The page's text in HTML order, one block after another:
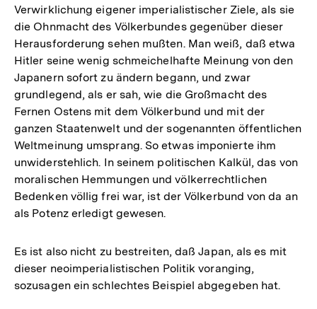
Verwirklichung eigener imperialistischer Ziele, als sie
die Ohnmacht des Völkerbundes gegenüber dieser
Herausforderung sehen mußten. Man weiß, daß etwa
Hitler seine wenig schmeichelhafte Meinung von den
Japanern sofort zu ändern begann, und zwar
grundlegend, als er sah, wie die Großmacht des
Fernen Ostens mit dem Völkerbund und mit der
ganzen Staatenwelt und der sogenannten öffentlichen
Weltmeinung umsprang. So etwas imponierte ihm
unwiderstehlich. In seinem politischen Kalkül, das von
moralischen Hemmungen und völkerrechtlichen
Bedenken völlig frei war, ist der Völkerbund von da an
als Potenz erledigt gewesen.
Es ist also nicht zu bestreiten, daß Japan, als es mit
dieser neoimperialistischen Politik voranging,
sozusagen ein schlechtes Beispiel abgegeben hat.